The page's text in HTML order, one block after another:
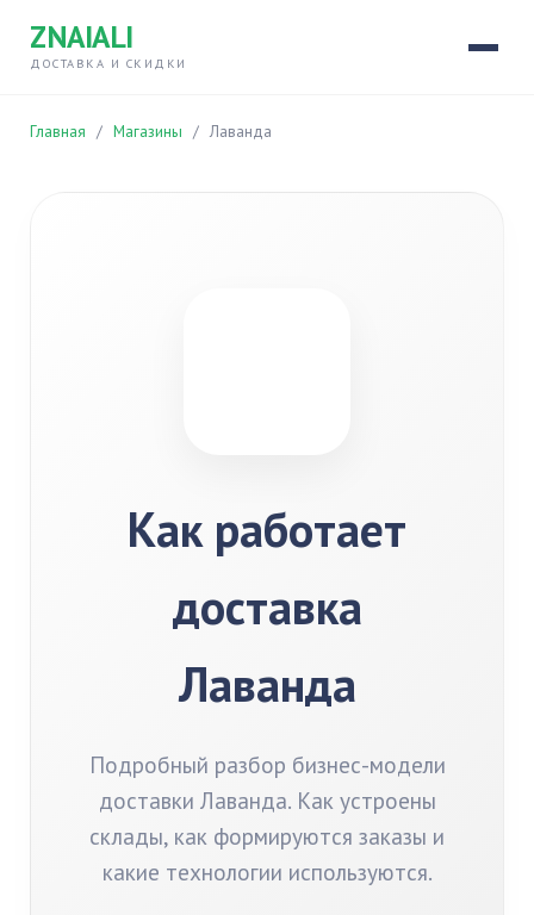
ZNAIALI
ДОСТАВКА И СКИДКИ
Главная / Магазины / Лаванда
Как работает
доставка
Лаванда
Подробный разбор бизнес-модели
доставки Лаванда. Как устроены
склады, как формируются заказы и
какие технологии используются.